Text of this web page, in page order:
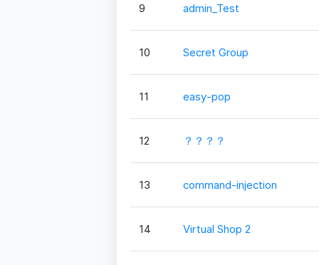
9 admin_Test
10 Secret Group
11 easy-pop
12 ？？？？
13 command-injection
14 Virtual Shop 2